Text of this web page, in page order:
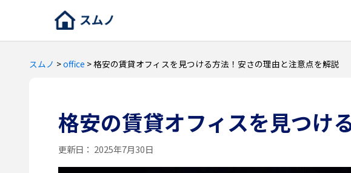
スムノ >office >格安の賃貸オフィスを見つける方法！安さの理由と注意点を解説
格安の賃貸オフィスを見つけ
更新日： 2025年7月30日